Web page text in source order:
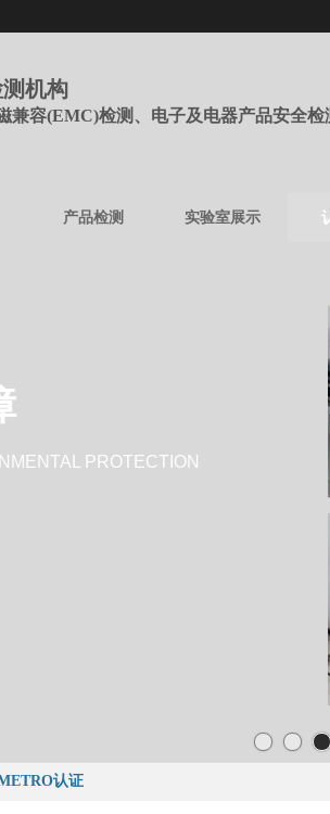
机构
兼容(EMC)检测、电子及电器产品安全检
产品检测 实验室展示
PROTECTION
认证